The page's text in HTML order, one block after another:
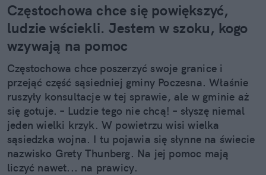
Częstochowa chce się powiększyć,
ludzie wściekli. Jestem w szoku, kogo
wzywają na pomoc
Częstochowa chce poszerzyć swoje granice i
przejąć część sąsiedniej gminy Poczesna. Właśnie
ruszyły konsultacje w tej sprawie, ale w gminie aż
się gotuje. – Ludzie tego nie chcą! – słyszę niemal
jeden wielki krzyk. W powietrzu wisi wielka
sąsiedzka wojna. I tu pojawia się słynne na świecie
nazwisko Grety Thunberg. Na jej pomoc mają
liczyć nawet... na prawicy.